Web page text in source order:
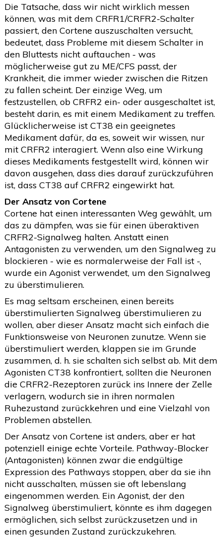
Die Tatsache, dass wir nicht wirklich messen
können, was mit dem CRFR1/CRFR2-Schalter
passiert, den Cortene auszuschalten versucht,
bedeutet, dass Probleme mit diesem Schalter in
den Bluttests nicht auftauchen - was
möglicherweise gut zu ME/CFS passt, der
Krankheit, die immer wieder zwischen die Ritzen
zu fallen scheint. Der einzige Weg, um
festzustellen, ob CRFR2 ein- oder ausgeschaltet ist,
besteht darin, es mit einem Medikament zu treffen.
Glücklicherweise ist CT38 ein geeignetes
Medikament dafür, da es, soweit wir wissen, nur
mit CRFR2 interagiert. Wenn also eine Wirkung
dieses Medikaments festgestellt wird, können wir
davon ausgehen, dass dies darauf zurückzuführen
ist, dass CT38 auf CRFR2 eingewirkt hat.
Der Ansatz von Cortene
Cortene hat einen interessanten Weg gewählt, um
das zu dämpfen, was sie für einen überaktiven
CRFR2-Signalweg halten. Anstatt einen
Antagonisten zu verwenden, um den Signalweg zu
blockieren - wie es normalerweise der Fall ist -,
wurde ein Agonist verwendet, um den Signalweg
zu überstimulieren.
Es mag seltsam erscheinen, einen bereits
überstimulierten Signalweg überstimulieren zu
wollen, aber dieser Ansatz macht sich einfach die
Funktionsweise von Neuronen zunutze. Wenn sie
überstimuliert werden, klappen sie im Grunde
zusammen, d. h. sie schalten sich selbst ab. Mit dem
Agonisten CT38 konfrontiert, sollten die Neuronen
die CRFR2-Rezeptoren zurück ins Innere der Zelle
verlagern, wodurch sie in ihren normalen
Ruhezustand zurückkehren und eine Vielzahl von
Problemen abstellen.
Der Ansatz von Cortene ist anders, aber er hat
potenziell einige echte Vorteile. Pathway-Blocker
(Antagonisten) können zwar die endgültige
Expression des Pathways stoppen, aber da sie ihn
nicht ausschalten, müssen sie oft lebenslang
eingenommen werden. Ein Agonist, der den
Signalweg überstimuliert, könnte es ihm dagegen
ermöglichen, sich selbst zurückzusetzen und in
einen gesunden Zustand zurückzukehren.